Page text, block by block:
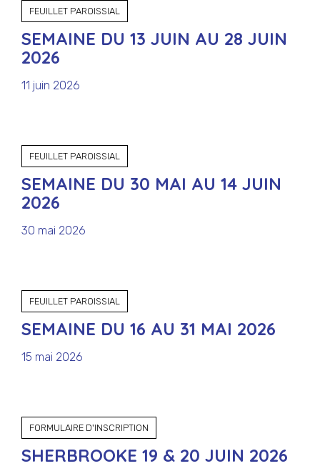
FEUILLET PAROISSIAL
SEMAINE DU 13 JUIN AU 28 JUIN
2026
11 juin 2026
FEUILLET PAROISSIAL
SEMAINE DU 30 MAI AU 14 JUIN
2026
30 mai 2026
FEUILLET PAROISSIAL
SEMAINE DU 16 AU 31 MAI 2026
15 mai 2026
FORMULAIRE D'INSCRIPTION
SHERBROOKE 19 & 20 JUIN 2026